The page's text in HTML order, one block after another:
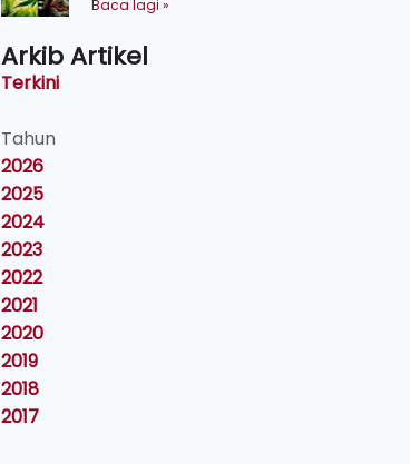
Ancaman
Baca lagi »
Arkib Artikel
Terkini
Tahun
2026
2025
2024
2023
2022
2021
2020
2019
2018
2017